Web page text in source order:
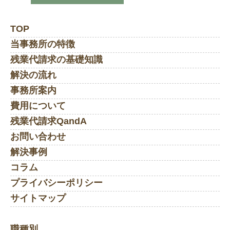
TOP
当事務所の特徴
残業代請求の基礎知識
解決の流れ
事務所案内
費用について
残業代請求QandA
お問い合わせ
解決事例
コラム
プライバシーポリシー
サイトマップ